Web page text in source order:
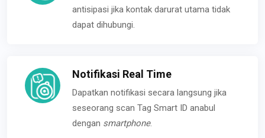
antisipasi jika kontak darurat utama tidak
dapat dihubungi.
Notifikasi Real Time
Dapatkan notifikasi secara langsung jika
seseorang scan Tag Smart ID anabul
dengan smartphone.